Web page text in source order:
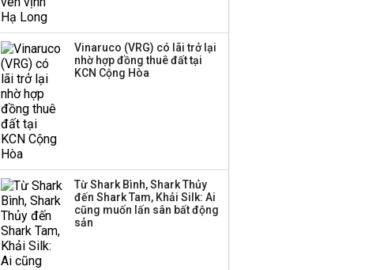
PNJ công bố thông tin
quyền tùy ý áp thuế
100% lên những đối tác
thương mại hàng đầu?
Vinaruco (VRG) có lãi trở lại
nhờ hợp đồng thuê đất tại
KCN Cộng Hòa
Từ Shark Bình, Shark Thủy
đến Shark Tam, Khải Silk: Ai
cũng muốn lấn sân bất động
sản